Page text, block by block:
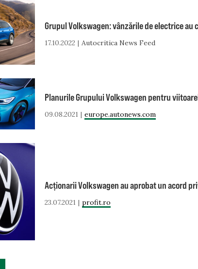
Grupul Volkswagen: vânzările de electrice
17.10.2022 Autocritica News Feed
Planurile Grupului Volkswagen pentru
09.08.2021 europe.autonews.com
Acționarii Volkswagen au aprobat un acord
23.07.2021 profit.ro